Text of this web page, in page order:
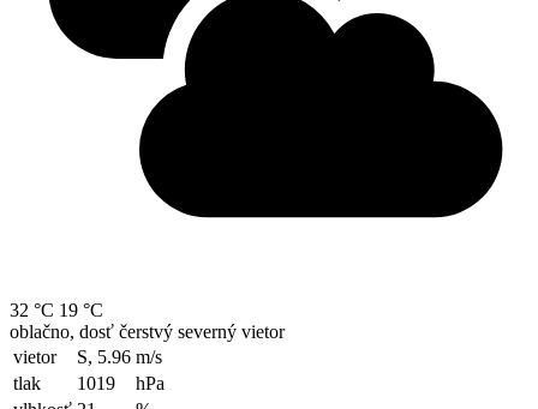
32 °C 19 °C
oblačno, dosť čerstvý severný vietor
vietor
S, 5.96 m/s
tlak
1019
hPa